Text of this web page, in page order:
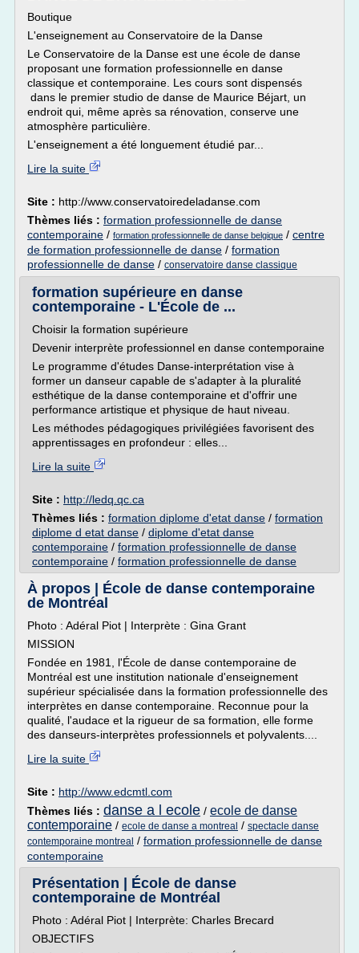
Boutique
L'enseignement au Conservatoire de la Danse
Le Conservatoire de la Danse est une école de danse
proposant une formation professionnelle en danse
classique et contemporaine. Les cours sont dispensés
dans le premier studio de danse de Maurice Béjart, un
endroit qui, même après sa rénovation, conserve une
atmosphère particulière.
L'enseignement a été longuement étudié par...
Lire la suite
Site : http://www.conservatoiredeladanse.com
Thèmes liés : formation professionnelle de danse
contemporaine / formation professionnelle de danse belgique / centre
de formation professionnelle de danse / formation
professionnelle de danse / conservatoire danse classique
formation supérieure en danse
contemporaine - L'École de ...
Choisir la formation supérieure
Devenir interprète professionnel en danse contemporaine
Le programme d'études Danse-interprétation vise à
former un danseur capable de s'adapter à la pluralité
esthétique de la danse contemporaine et d'offrir une
performance artistique et physique de haut niveau.
Les méthodes pédagogiques privilégiées favorisent des
apprentissages en profondeur : elles...
Lire la suite
Site : http://ledq.qc.ca
Thèmes liés : formation diplome d'etat danse / formation
diplome d etat danse / diplome d'etat danse
contemporaine / formation professionnelle de danse
contemporaine / formation professionnelle de danse
À propos | École de danse contemporaine
de Montréal
Photo : Adéral Piot | Interprète : Gina Grant
MISSION
Fondée en 1981, l'École de danse contemporaine de
Montréal est une institution nationale d'enseignement
supérieur spécialisée dans la formation professionnelle des
interprètes en danse contemporaine. Reconnue pour la
qualité, l'audace et la rigueur de sa formation, elle forme
des danseurs-interprètes professionnels et polyvalents....
Lire la suite
Site : http://www.edcmtl.com
Thèmes liés : danse a l ecole / ecole de danse
contemporaine / ecole de danse a montreal / spectacle danse
contemporaine montreal / formation professionnelle de danse
contemporaine
Présentation | École de danse
contemporaine de Montréal
Photo : Adéral Piot | Interprète: Charles Brecard
OBJECTIFS